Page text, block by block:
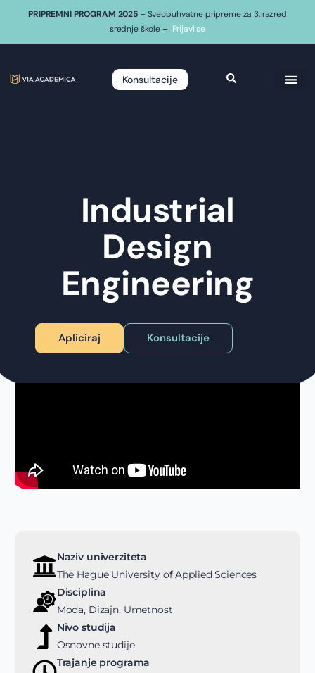
PRIPREMNI PROGRAM 2025 – Sveobuhvatne pripreme za 3. razred
srednje škole – Prijavi se
Konsultacije
Industrial
Design
Engineering
Apliciraj Konsultacije
Naziv univerziteta
The Hague University of Applied Sciences
Disciplina
Moda, Dizajn, Umetnost
Nivo studija
Osnovne studije
Trajanje programa